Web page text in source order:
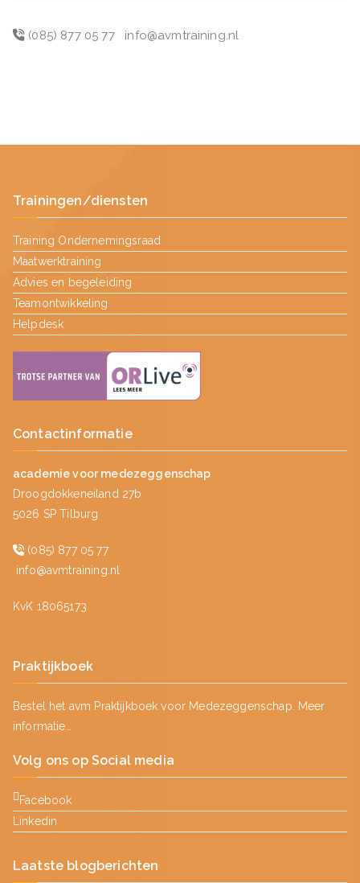
(085) 877 05 77 info@avmtraining.nl
Trainingen/diensten
Training Ondernemingsraad
Maatwerktraining
Advies en begeleiding
Teamontwikkeling
Helpdesk
Contactinformatie
academie voor medezeggenschap
Droogdokkeneiland 27b
5026 SP Tilburg
(085) 877 05 77
info@avmtraining.nl
KvK 18065173
Praktijkboek
Bestel het avm Praktijkboek voor Medezeggenschap.
Meer
informatie…
Volg ons op Social media
Facebook
Linkedin
Laatste blogberichten